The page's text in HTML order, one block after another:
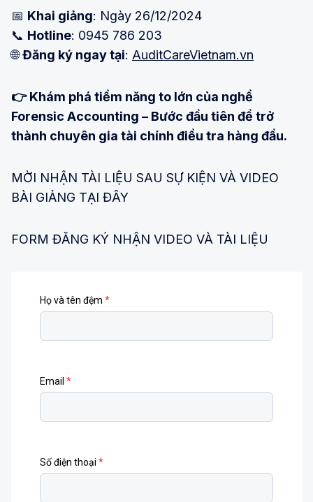
📅 Khai giảng: Ngày 26/12/2024
📞 Hotline: 0945 786 203
🌐Đăng ký ngay tại: AuditCareVietnam.vn
👉 Khám phá tiềm năng to lớn của nghề
Forensic Accounting – Bước đầu tiên để trở
thành chuyên gia tài chính điều tra hàng đầu.
MỜI NHẬN TÀI LIỆU SAU SỰ KIỆN VÀ VIDEO
BÀI GIẢNG TẠI ĐÂY
FORM ĐĂNG KÝ NHẬN VIDEO VÀ TÀI LIỆU
Họ và tên đệm *
Email *
Số điện thoại *